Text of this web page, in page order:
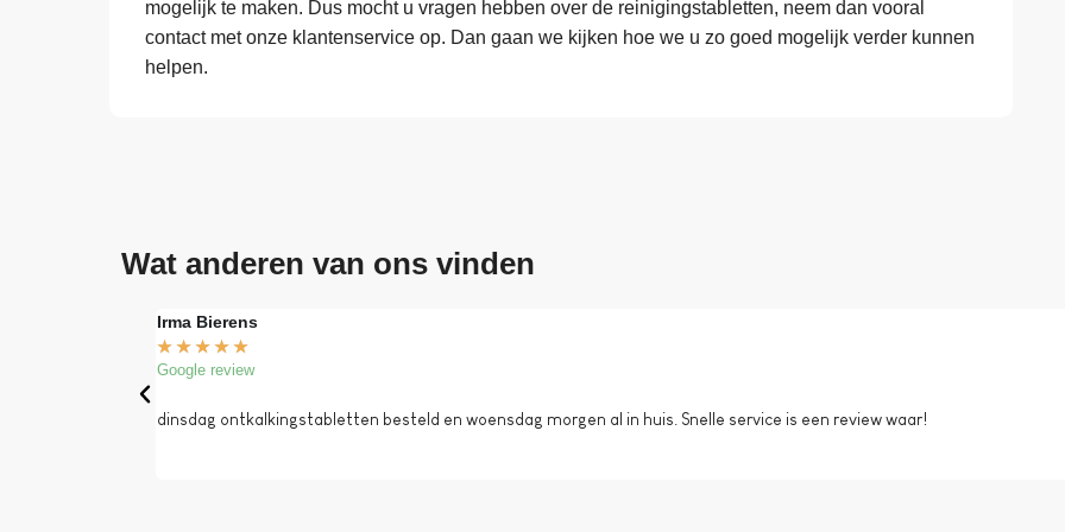
mogelijk te maken. Dus mocht u vragen hebben over de reinigingstabletten, neem dan vooral
contact met onze klantenservice op. Dan gaan we kijken hoe we u zo goed mogelijk verder kunnen
helpen.
Wat anderen van ons vinden
Irma Bierens
★ ★ ★ ★ ★
Google review
dinsdag ontkalkingstabletten besteld en woensdag morgen al in huis. Snelle service is een review waar!